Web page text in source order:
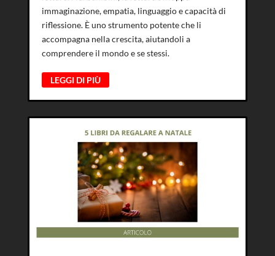
immaginazione, empatia, linguaggio e capacità di
riflessione. È uno strumento potente che li
accompagna nella crescita, aiutandoli a
comprendere il mondo e se stessi.
LEGGI DI PIÙ